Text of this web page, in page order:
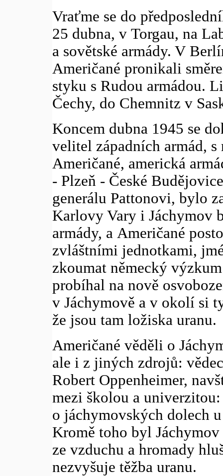
Vraťme se do
25 dubna, v Torgau, na
a sovětské armády. V
Američané pronikali
styku s Rudou armádou.
Čechy, do Chemnitz v
Koncem dubna 1945 se
velitel západních armád, s
Američané, americká
- Plzeň - České
generálu Pattonovi, bylo
Karlovy Vary i Jáchymov
armády, a Američané
zvláštními jednotkami,
zkoumat německý
probíhal na nově
v Jáchymově a v okolí si
že jsou tam ložiska uranu.
Američané věděli o
ale i z jiných zdrojů:
Robert Oppenheimer,
mezi školou a
o jáchymovských dolech
Kromě toho byl
ze vzduchu a hromady
nezvyšuje těžba uranu.